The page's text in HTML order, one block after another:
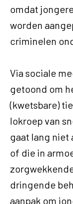
omdat
worden
criminelen
Via sociale
getoond om
(kwetsbare)
lokroep van
gaat lang niet
of die in
dringende
aanpak om